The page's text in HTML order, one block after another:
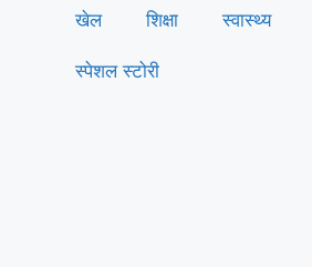
खेल शिक्षा स्वास्थ्य
स्पेशल स्टोरी